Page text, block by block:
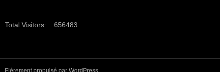
Total Visitors: 656483